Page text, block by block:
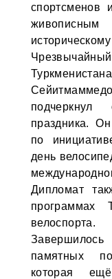
спортсменов
подчеркнул
праздника.
по
день
Дипломат
программах
велоспорта.
памятных
которая